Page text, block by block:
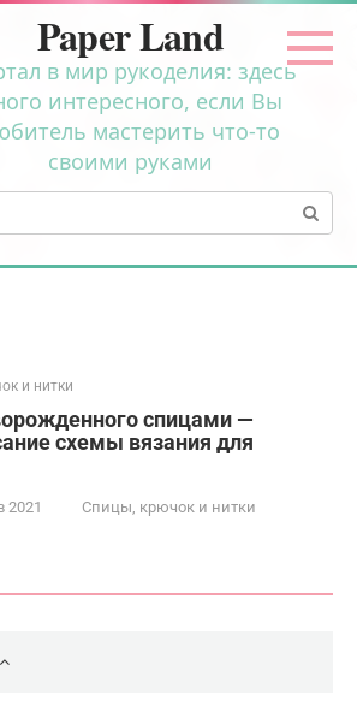
Paper Land
в мир рукоделия: здесь
интересного, если Вы
мастерить что-то
своими руками
и нитки
спицами —
схемы вязания для
2021
Спицы, крючок и нитки